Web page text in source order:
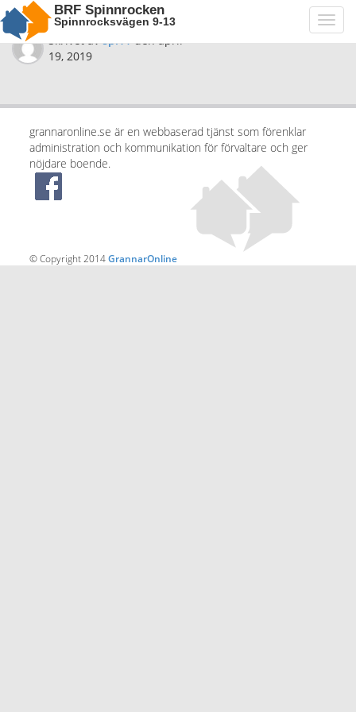
BRF Spinnrocken
Spinnrocksvägen 9-13
Skrivet avspi11denapril
19, 2019
grannaronline.se är en webbaserad tjänst som förenklar
administration och kommunikation för förvaltare och ger
nöjdare boende.
© Copyright 2014GrannarOnline